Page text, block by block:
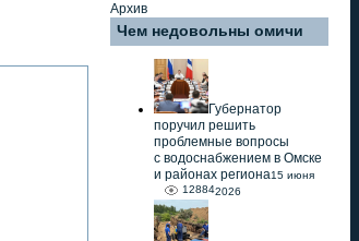
Архив
Чем недовольны омичи
Губернатор
поручил решить
проблемные вопросы
с водоснабжением в Омске
и районах региона
12884
15 июня
2026